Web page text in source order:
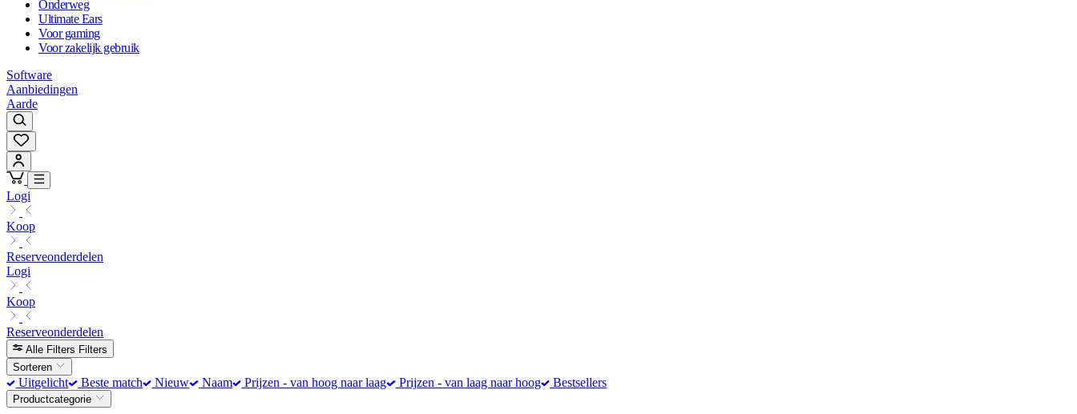
Onderweg
Ultimate Ears
Voor gaming
Voor zakelijk gebruik
Software
Aanbiedingen
Aarde
Logi
Koop
Reserveonderdelen
Logi
Koop
Reserveonderdelen
Alle Filters Filters
Sorteren
Uitgelicht Beste match Nieuw Naam Prijzen - van hoog naar laag Prijzen - van laag naar hoog Bestsellers
Productcategorie